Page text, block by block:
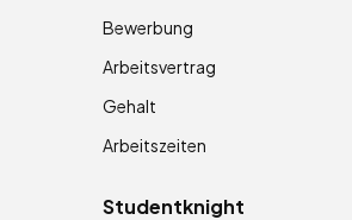
Bewerbung
Arbeitsvertrag
Gehalt
Arbeitszeiten
Studentknight